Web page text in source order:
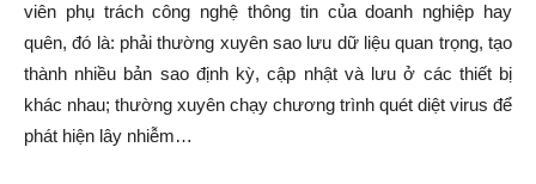
viên phụ trách công nghệ thông tin của doanh nghiệp hay
quên, đó là: phải thường xuyên sao lưu dữ liệu quan trọng, tạo
thành nhiều bản sao định kỳ, cập nhật và lưu ở các thiết bị
khác nhau; thường xuyên chạy chương trình quét diệt virus để
phát hiện lây nhiễm…